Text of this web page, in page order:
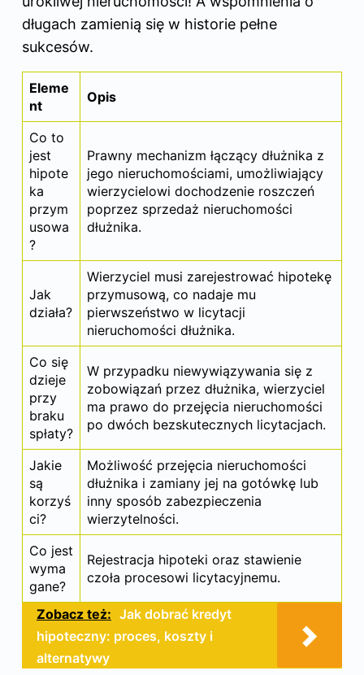
długach zamienią się w historie pełne
sukcesów.
Eleme
nt
Opis
Co to
jest
hipote
ka
przym
usowa
?
Prawny mechanizm łączący dłużnika z
jego nieruchomościami, umożliwiający
wierzycielowi dochodzenie roszczeń
poprzez sprzedaż nieruchomości
dłużnika.
Jak
działa?
Wierzyciel musi zarejestrować hipotekę
przymusową, co nadaje mu
pierwszeństwo w licytacji
nieruchomości dłużnika.
Co się
dzieje
przy
braku
spłaty?
W przypadku niewywiązywania się z
zobowiązań przez dłużnika, wierzyciel
ma prawo do przejęcia nieruchomości
po dwóch bezskutecznych licytacjach.
Jakie
są
korzyś
ci?
Możliwość przejęcia nieruchomości
dłużnika i zamiany jej na gotówkę lub
inny sposób zabezpieczenia
wierzytelności.
Co jest
wyma
gane?
Rejestracja hipoteki oraz stawienie
czoła procesowi licytacyjnemu.
Zobacz też: Jak dobrać kredyt
hipoteczny: proces, koszty i
alternatywy